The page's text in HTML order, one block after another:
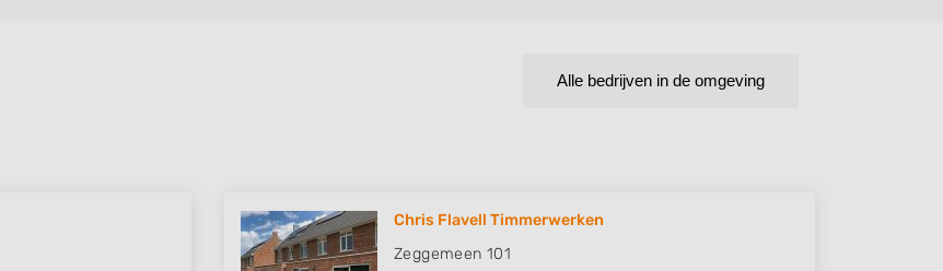
Alle bedrijven in de omgeving
Chris Flavell Timmerwerken
Zeggemeen 101